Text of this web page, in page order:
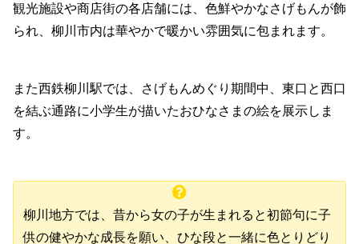
観光施設や商店街の各店舗には、色鮮やかなさげもんが飾
られ、柳川市内は華やかで暖かい雰囲気に包まれます。
また西鉄柳川駅では、さげもんめぐり期間中、東口と西口
を結ぶ通路に小学生が描いたおひなさまの絵を展示しま
す。
柳川地方では、昔から女の子が生まれると初節句に子
供の健やかな成長を願い、ひな段と一緒に色とりどり